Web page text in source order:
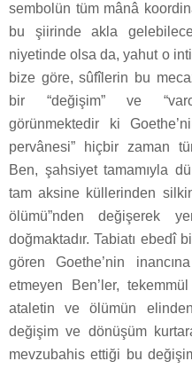
sembolün tüm mânâ
bu şiirinde akla
niyetinde olsa da, yahut o
bize göre, sûfîlerin bu
bir “değişim” ve
görünmektedir ki
pervânesi” hiçbir zaman
Ben, şahsiyet tamamıyla
tam aksine küllerinden
ölümü”nden değişerek
doğmaktadır. Tabiatı ebedî
gören Goethe’nin
etmeyen Ben’ler,
ataletin ve ölümün
değişim ve dönüşüm
mevzubahis ettiği bu